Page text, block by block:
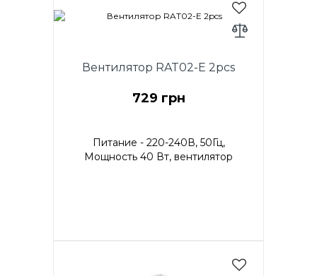
мобильный, диаметр (8.6") 22
Вентилятор RAT02-E 2pcs
729 грн
Питание - 220-240В, 50Гц,
Мощность 40 Вт, вентилятор